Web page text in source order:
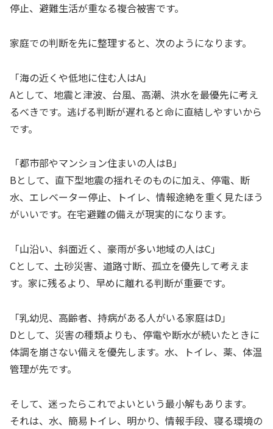
停止、避難生活が重なる複合被害です。
家庭での判断を先に整理すると、次のようになります。
「海の近くや低地に住む人はA」
Aとして、地震と津波、台風、高潮、洪水を最優先に考え
るべきです。逃げる判断が遅れると命に直結しやすいから
です。
「都市部やマンション住まいの人はB」
Bとして、直下型地震の揺れそのものに加え、停電、断
水、エレベーター停止、トイレ、情報途絶を重く見たほう
がいいです。在宅避難の備えが現実的になります。
「山沿い、斜面近く、豪雨が多い地域の人はC」
Cとして、土砂災害、道路寸断、孤立を優先して考えま
す。家に残るより、早めに離れる判断が重要です。
「乳幼児、高齢者、持病がある人がいる家庭はD」
Dとして、災害の種類よりも、停電や断水が続いたときに
体調を崩さない備えを優先します。水、トイレ、薬、体温
管理が先です。
そして、迷ったらこれでよいという最小解もあります。
それは、水、簡易トイレ、明かり、情報手段、寝る環境の